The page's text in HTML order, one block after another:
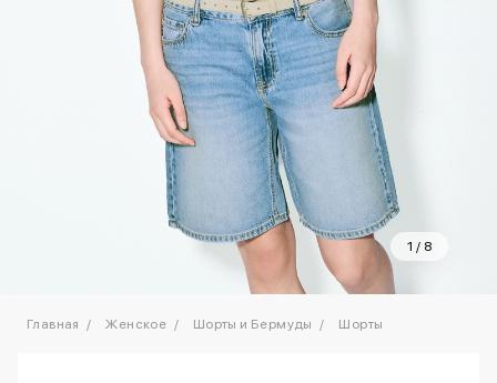
1 / 8
Главная Женское Шорты и Бермуды Шорты